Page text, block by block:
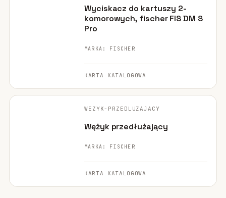
Wyciskacz do kartuszy 2-
komorowych, fischer FIS DM S
Pro
MARKA: FISCHER
KARTA KATALOGOWA
FISCHER ·
ORYGINALNE ZDJĘCIE
WEZYK-PRZEDLUZAJACY
Wężyk przedłużający
MARKA: FISCHER
KARTA KATALOGOWA